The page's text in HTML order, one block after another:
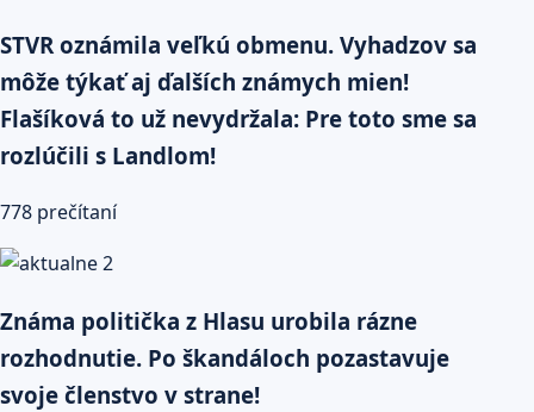
STVR oznámila veľkú obmenu. Vyhadzov sa
môže týkať aj ďalších známych mien!
Flašíková to už nevydržala: Pre toto sme sa
rozlúčili s Landlom!
778 prečítaní
Známa politička z Hlasu urobila rázne
rozhodnutie. Po škandáloch pozastavuje
svoje členstvo v strane!